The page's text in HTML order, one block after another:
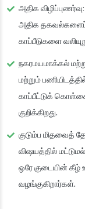
அதிக விழிப்புணர்வு
அதிக தகவல்களைப்
காப்பீடுகளை
நகரமயமாக்கல்
மற்றும்
காப்பீட்டுக்
குறிக்கிறது.
குடும்ப மிதவைத்
விஷயத்தில்
ஒரே குடையின் கீழ்
வழங்குகிறார்கள்.